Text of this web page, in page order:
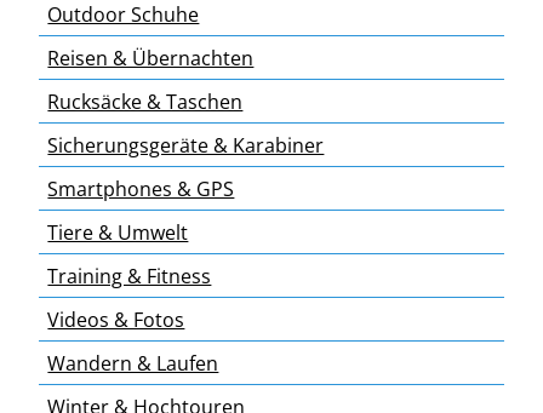
Outdoor Schuhe
Reisen & Übernachten
Rucksäcke & Taschen
Sicherungsgeräte & Karabiner
Smartphones & GPS
Tiere & Umwelt
Training & Fitness
Videos & Fotos
Wandern & Laufen
Winter & Hochtouren